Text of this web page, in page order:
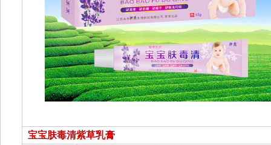
宝宝肤毒清紫草乳膏